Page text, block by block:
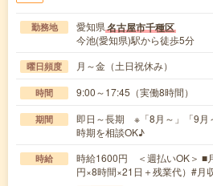
勤務地 愛知県名古屋市千種区
今池(愛知県)駅から徒歩5分
曜日頻度 月～金（土日祝休み）
時間 9:00～17:45（実働8時間）
期間
即日～長期 ※「8月～」「9月
時期を相談OK♪
時給
時給1600円 ＜週払いOK＞ ■
円×8時間×21日＋残業代）#月